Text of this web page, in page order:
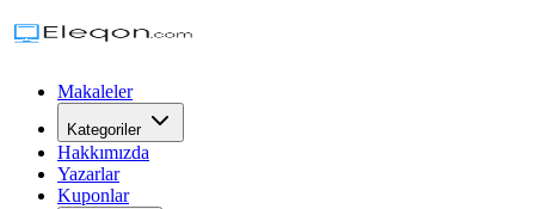
Makaleler
Kategoriler
Hakkımızda
Yazarlar
Kuponlar